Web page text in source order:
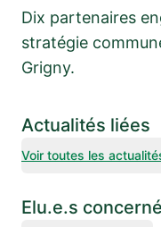
Dix partenaires
stratégie
Grigny.
Actualités liées
Voir toutes les
Elu.e.s